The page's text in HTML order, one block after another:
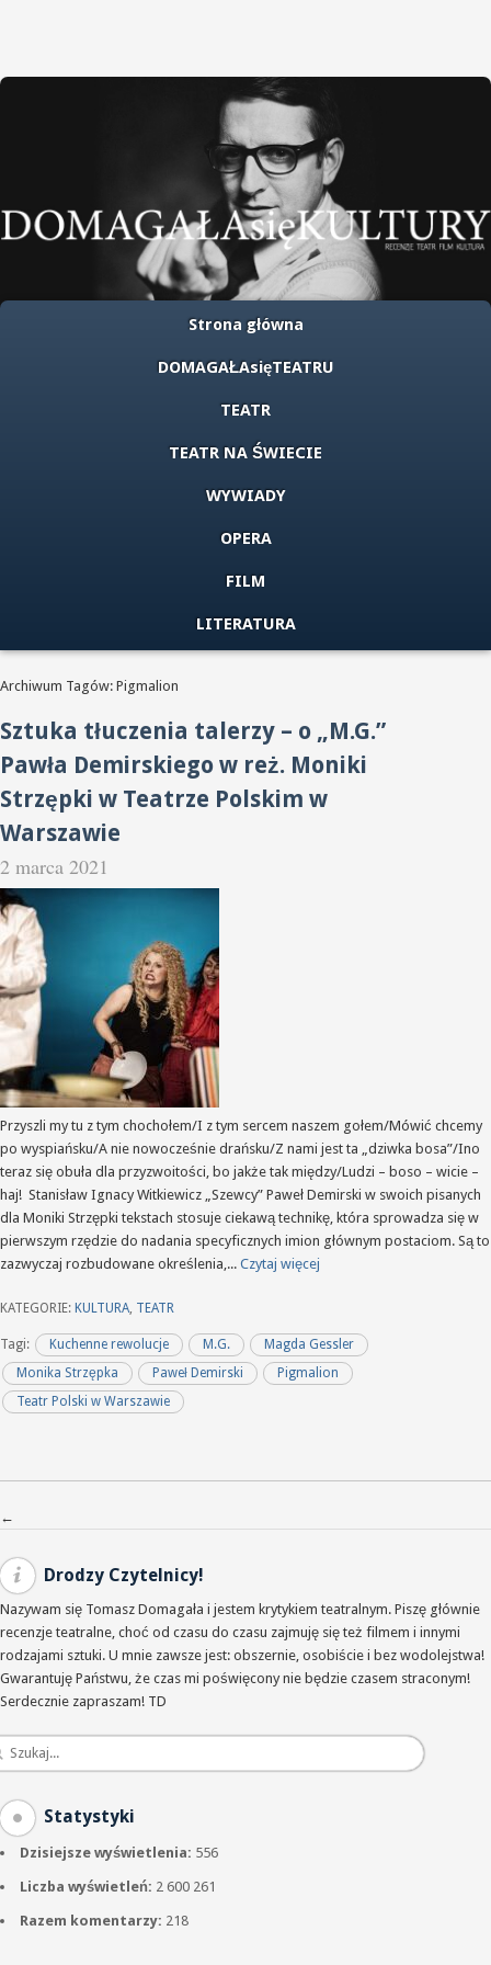
Strona główna
DOMAGAŁAsięTEATRU
TEATR
TEATR NA ŚWIECIE
WYWIADY
OPERA
FILM
LITERATURA
Archiwum Tagów: Pigmalion
Sztuka tłuczenia talerzy – o „M.G.”
Pawła Demirskiego w reż. Moniki
Strzępki w Teatrze Polskim w
Warszawie
2 marca 2021
Przyszli my tu z tym chochołem/I z tym sercem naszem gołem/Mówić chcemy
po wyspiańsku/A nie nowocześnie drańsku/Z nami jest ta „dziwka bosa”/Ino
teraz się obuła dla przyzwoitości, bo jakże tak między/Ludzi – boso – wicie –
haj! Stanisław Ignacy Witkiewicz „Szewcy” Paweł Demirski w swoich pisanych
dla Moniki Strzępki tekstach stosuje ciekawą technikę, która sprowadza się w
pierwszym rzędzie do nadania specyficznych imion głównym postaciom. Są to
zazwyczaj rozbudowane określenia,... Czytaj więcej
KATEGORIE: KULTURA, TEATR
Tagi: Kuchenne rewolucje M.G.
Magda Gessler
Monika Strzępka
Paweł Demirski
Pigmalion
Teatr Polski w Warszawie
Nawigacja po wpisach
←
Drodzy Czytelnicy!
Nazywam się Tomasz Domagała i jestem krytykiem teatralnym. Piszę głównie
recenzje teatralne, choć od czasu do czasu zajmuję się też filmem i innymi
rodzajami sztuki. U mnie zawsze jest: obszernie, osobiście i bez wodolejstwa!
Gwarantuję Państwu, że czas mi poświęcony nie będzie czasem straconym!
Serdecznie zapraszam! TD
Statystyki
Dzisiejsze wyświetlenia: 556
Liczba wyświetleń: 2 600 261
Razem komentarzy: 218